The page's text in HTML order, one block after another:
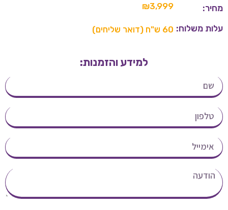
מחיר: ₪3,999
עלות משלוח: 60 ש"ח (דואר שליחים)
למידע והזמנות: